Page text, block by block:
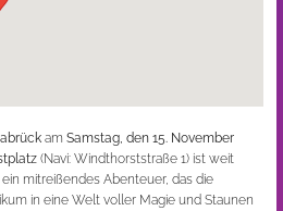
amSamstag, den 15. November
(Navi: Windthorststraße 1) ist weit
mitreißendes Abenteuer, das die
in eine Welt voller Magie und Staunen